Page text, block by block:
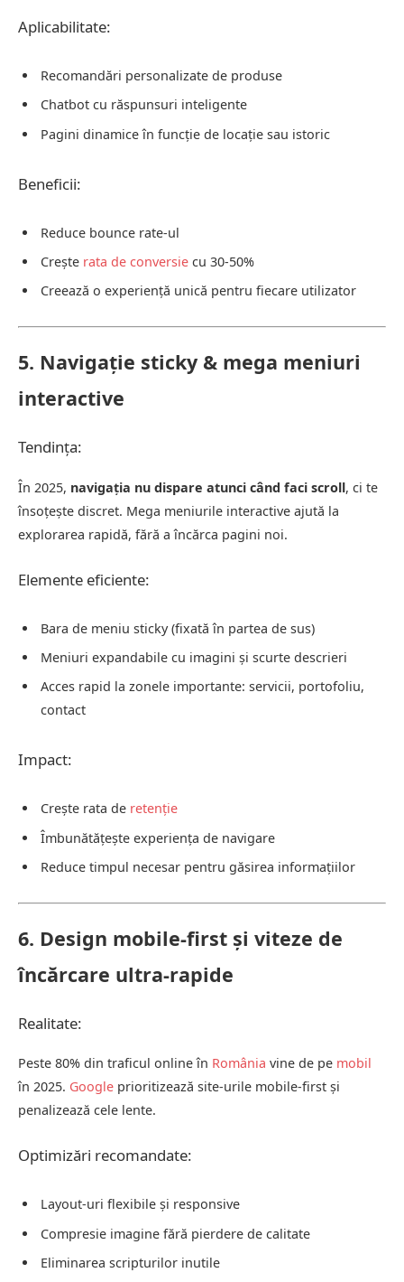
Aplicabilitate:
Recomandări personalizate de produse
Chatbot cu răspunsuri inteligente
Pagini dinamice în funcție de locație sau istoric
Beneficii:
Reduce bounce rate-ul
Crește rata de conversie cu 30-50%
Creează o experiență unică pentru fiecare utilizator
5. Navigație sticky & mega meniuri
interactive
Tendința:
În 2025, navigația nu dispare atunci când faci scroll, ci te
însoțește discret. Mega meniurile interactive ajută la
explorarea rapidă, fără a încărca pagini noi.
Elemente eficiente:
Bara de meniu sticky (fixată în partea de sus)
Meniuri expandabile cu imagini și scurte descrieri
Acces rapid la zonele importante: servicii, portofoliu,
contact
Impact:
Crește rata de retenție
Îmbunătățește experiența de navigare
Reduce timpul necesar pentru găsirea informațiilor
6. Design mobile-first și viteze de
încărcare ultra-rapide
Realitate:
Peste 80% din traficul online în România vine de pe mobil
în 2025. Google prioritizează site-urile mobile-first și
penalizează cele lente.
Optimizări recomandate:
Layout-uri flexibile și responsive
Compresie imagine fără pierdere de calitate
Eliminarea scripturilor inutile